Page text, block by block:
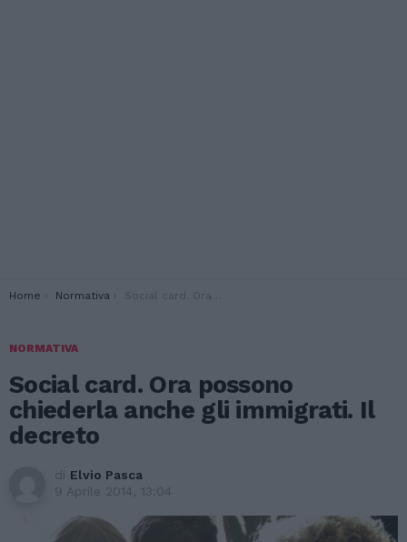
You are here:
Home Normativa Social card. Ora possono chiederla anche gli immigrati. Il decreto
NORMATIVA
Social card. Ora possono
chiederla anche gli immigrati. Il
decreto
di Elvio Pasca
9 Aprile 2014, 13:04